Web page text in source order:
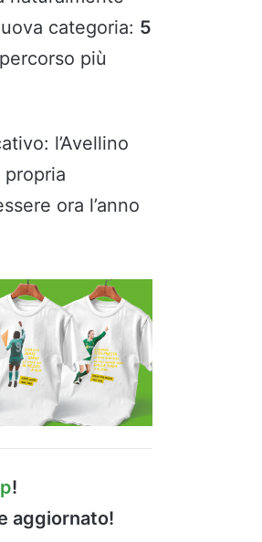
categoria: 5
più
l’Avellino
ora l’anno
!
aggiornato!